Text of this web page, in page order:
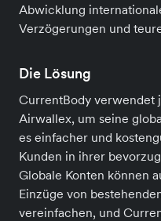
Abwicklung
Verzögerungen und
Die Lösung
CurrentBody verwendet
Airwallex, um seine
es einfacher und
Kunden in ihrer
Globale Konten können
Einzüge von
vereinfachen, und